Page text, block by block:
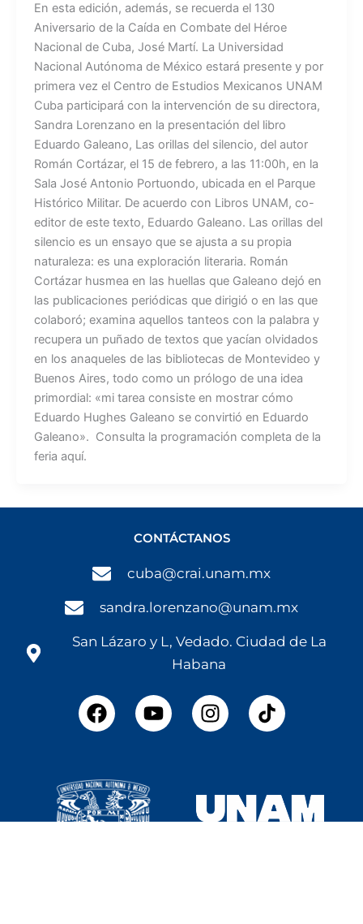
En esta edición, además, se recuerda el 130
Aniversario de la Caída en Combate del Héroe
Nacional de Cuba, José Martí. La Universidad
Nacional Autónoma de México estará presente y por
primera vez el Centro de Estudios Mexicanos UNAM
Cuba participará con la intervención de su directora,
Sandra Lorenzano en la presentación del libro
Eduardo Galeano, Las orillas del silencio, del autor
Román Cortázar, el 15 de febrero, a las 11:00h, en la
Sala José Antonio Portuondo, ubicada en el Parque
Histórico Militar. De acuerdo con Libros UNAM, co-
editor de este texto, Eduardo Galeano. Las orillas del
silencio es un ensayo que se ajusta a su propia
naturaleza: es una exploración literaria. Román
Cortázar husmea en las huellas que Galeano dejó en
las publicaciones periódicas que dirigió o en las que
colaboró; examina aquellos tanteos con la palabra y
recupera un puñado de textos que yacían olvidados
en los anaqueles de las bibliotecas de Montevideo y
Buenos Aires, todo como un prólogo de una idea
primordial: «mi tarea consiste en mostrar cómo
Eduardo Hughes Galeano se convirtió en Eduardo
Galeano». Consulta la programación completa de la
feria aquí.
CONTÁCTANOS
cuba@crai.unam.mx
sandra.lorenzano@unam.mx
San Lázaro y L, Vedado. Ciudad de La
Habana
F
a
b
o
o
Y
o
e
I
n
g